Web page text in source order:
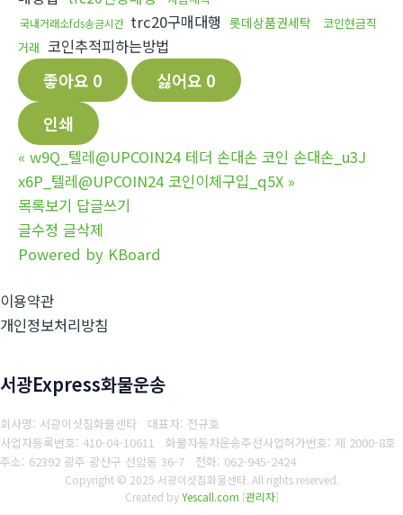
국내거래소fds송금시간 trc20구매대행 롯데상품권세탁
코인현금직
거래 코인추적피하는방법
좋아요 0 싫어요 0
인쇄
« w9Q_텔레@UPCOIN24 테더 손대손 코인 손대손_u3J
x6P_텔레@UPCOIN24 코인이체구입_q5X »
목록보기 답글쓰기
글수정 글삭제
Powered by KBoard
이용약관
개인정보처리방침
서광Express화물운송
회사명: 서광이삿짐화물센타 대표자: 전규호
사업자등록번호: 410-04-10611
화물자동차운송주선사업허가번호: 제 2000-8호
주소: 62392 광주 광산구 선암동 36-7 전화: 062-945-2424
Copyright © 2025 서광이삿짐화물센타. All rights reserved.
Created byYescall.com [관리자]